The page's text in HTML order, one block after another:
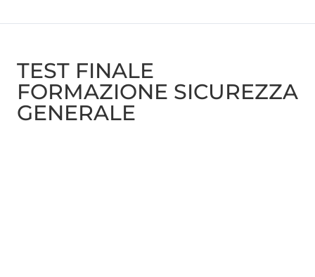
TEST FINALE
FORMAZIONE SICUREZZA
GENERALE